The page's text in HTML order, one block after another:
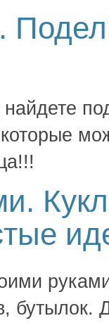
бутылок.